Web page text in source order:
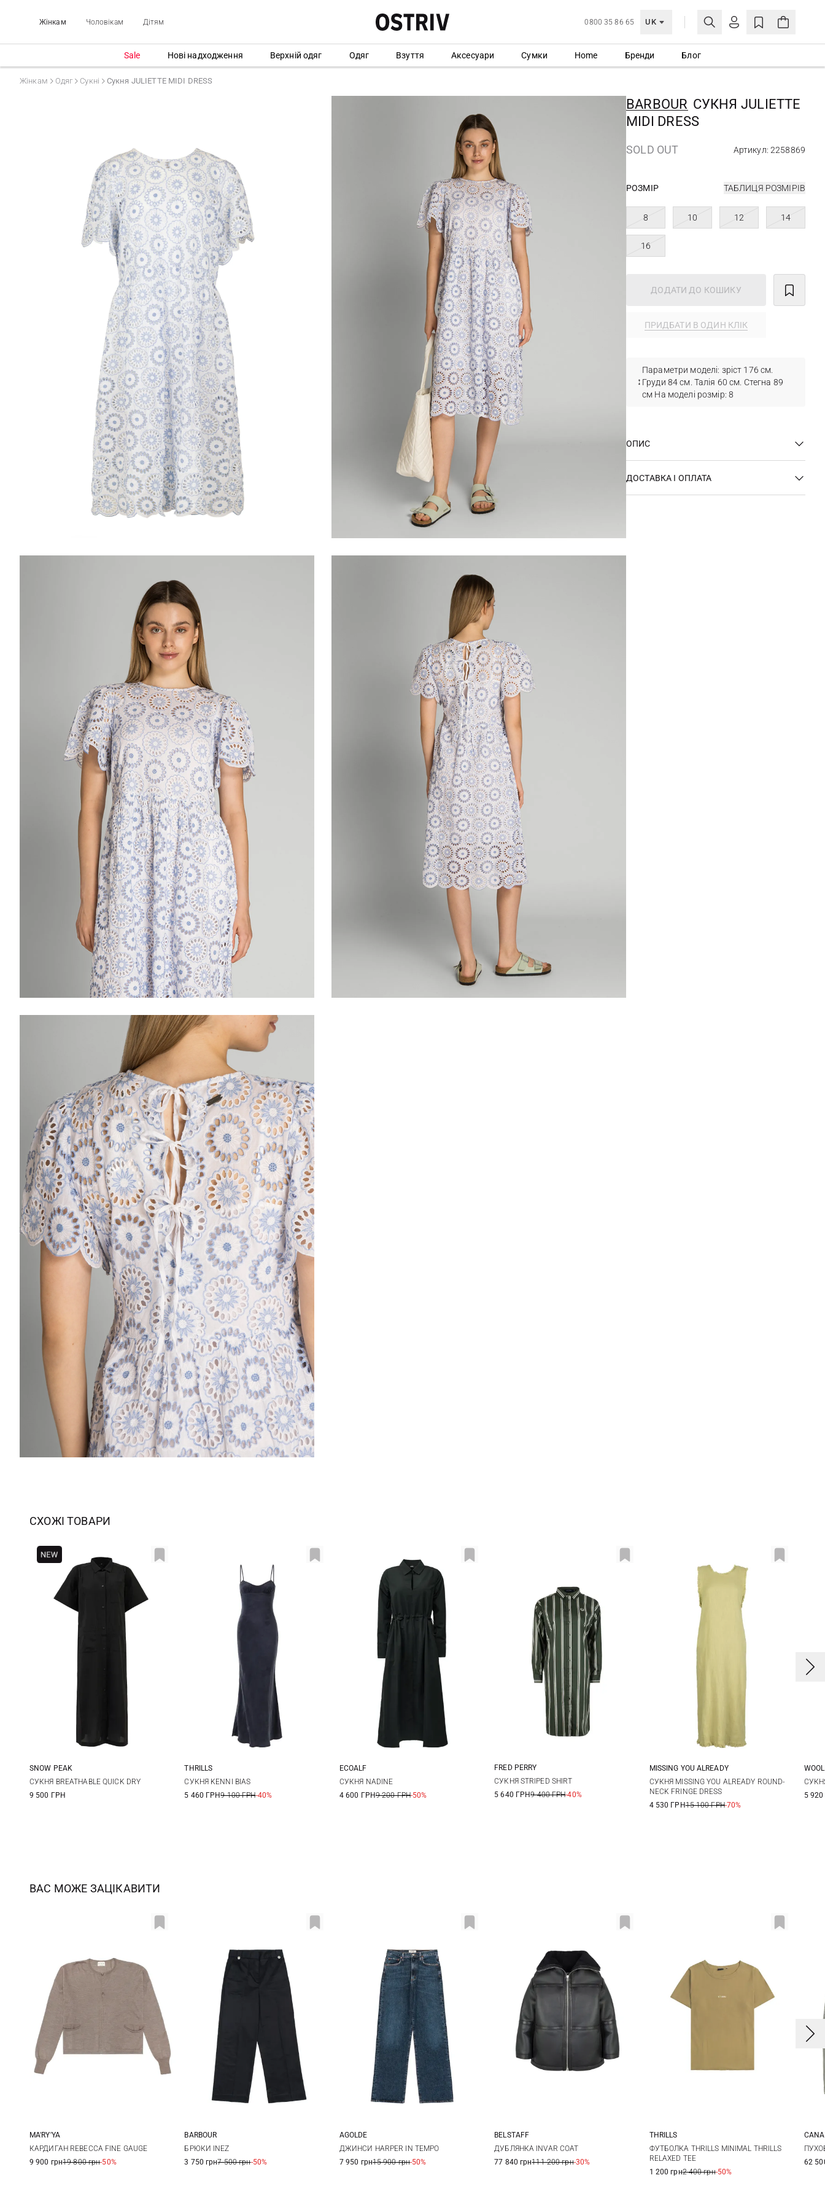
Жінкам Чоловікам Дітям 0800 35 86 65 UK
МОЯ ОБЛІКІВКА
Ще не зареєстровані?
СТВОРИТИ ОБЛІКІВКУ
Sale Нові надходження Верхній одяг Одяг Взуття Аксесуари Сумки Home Бренди Блог
Жінкам Одяг Сукні Сукня JULIETTE MIDI DRESS
BARBOUR СУКНЯ JULIETTE
MIDI DRESS
SOLD OUT Артикул: 2258869
РОЗМІР ТАБЛИЦЯ РОЗМІРІВ
8 10 12 14
16
ДОДАТИ ДО КОШИКУ
ПРИДБАТИ В ОДИН КЛІК
Параметри моделі: зріст 176 см.
Груди 84 см. Талія 60 см. Стегна 89
см На моделі розмір: 8
ОПИС
ДОСТАВКА І ОПЛАТА
СХОЖІ ТОВАРИ
S M L
SNOW PEAK
СУКНЯ BREATHABLE QUICK DRY
9 500 ГРН
6 8
THRILLS
СУКНЯ KENNI BIAS
5 460 ГРН9 100 ГРН-40%
XS S
ECOALF
СУКНЯ NADINE
4 600 ГРН9 200 ГРН-50%
8 10
FRED PERRY
СУКНЯ STRIPED SHIRT
5 640 ГРН9 400 ГРН-40%
L/XL S/M XXS/XS
MISSING YOU ALREADY
СУКНЯ MISSING YOU ALREADY ROUND-
NECK FRINGE DRESS
4 530 ГРН15 100 ГРН-70%
5
ВАС МОЖЕ ЗАЦІКАВИТИ
S M L
MA'RY'YA
КАРДИГАН REBECCA FINE GAUGE
9 900 грн19 800 грн-50%
8
BARBOUR
БРЮКИ INEZ
3 750 грн7 500 грн-50%
25 26 27
AGOLDE
ДЖИНСИ HARPER IN TEMPO
7 950 грн15 900 грн-50%
S M
BELSTAFF
ДУБЛЯНКА INVAR COAT
77 840 грн111 200 грн-30%
6 8 10 12
14
THRILLS
ФУТБОЛКА THRILLS MINIMAL THRILLS
RELAXED TEE
1 200 грн2 400 грн-50%
S
62